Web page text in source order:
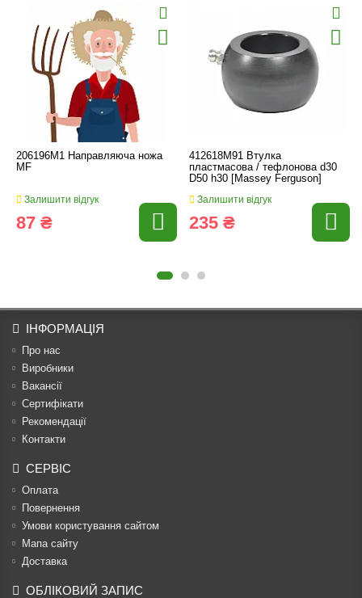
206196M1 Направляюча ножа
MF
Залишити відгук
87 ₴
412618M91 Втулка
пластмасова / тефлонова d30
D50 h30 [Massey Ferguson]
Залишити відгук
235 ₴
ІНФОРМАЦІЯ
Про нас
Виробники
Вакансії
Сертифікати
Рекомендації
Контакти
СЕРВІС
Оплата
Повернення
Умови користування сайтом
Мапа сайту
Доставка
ОБЛІКОВИЙ ЗАПИС